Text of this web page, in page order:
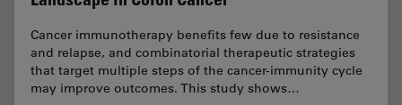
Cancer immunotherapy benefits few due to resistance
and relapse, and combinatorial therapeutic strategies
that target multiple steps of the cancer-immunity cycle
may improve outcomes. This study shows…